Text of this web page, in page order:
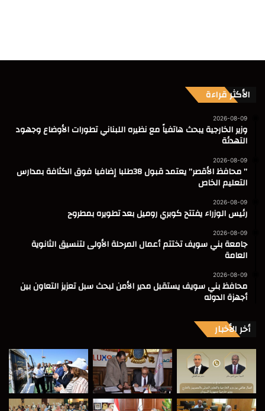
الأكثر قراءة
2026-08-09
وزير الخارجية يبحث هاتفياً مع نظيره اللبناني تطورات الأوضاع وجهود
التهدئة
2026-08-09
” محافظ الأقصر” يعتمد قبول 38طلبا إضافيا فوق الكثافة بمدارس
التعليم الخاص
2026-08-09
رئيس الوزراء يفتتح كوبري روميل بعد تطويره بمطروح
2026-08-09
جامعة بني سويف تختتم أعمال المرحلة الأولى لتنسيق الثانوية
العامة
2026-08-09
محافظ بني سويف يستقبل مدير الأمن لبحث سبل تعزيز التعاون بين
أجهزة الدوله
أخر الأخبار